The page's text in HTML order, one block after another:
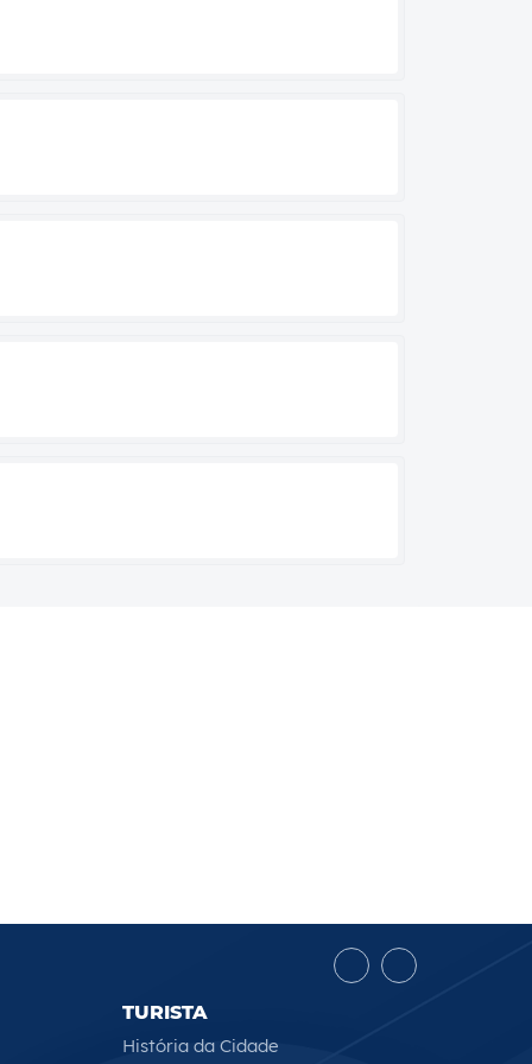
TURISTA
História da Cidade